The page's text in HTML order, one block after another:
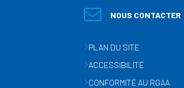
NOUS CONTACTER
PLAN DU SITE
ACCESSIBILITÉ
CONFORMITÉ AU RGAA